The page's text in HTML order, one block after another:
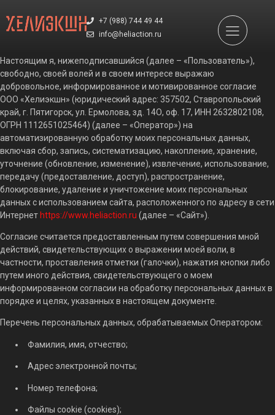
+7 (988) 744 49 44
info@heliaction.ru
Настоящим я, нижеподписавшийся (далее – «Пользователь»),
свободно, своей волей и в своем интересе выражаю
добровольное, информированное и мотивированное согласие
ООО «Хелиэкшн» (юридический адрес: 357502, Ставропольский
край, г. Пятигорск, ул. Ермолова, зд. 14О, оф. 17, ИНН 2632802108,
ОГРН 1112651025464) (далее – «Оператор») на
автоматизированную обработку моих персональных данных,
включая сбор, запись, систематизацию, накопление, хранение,
уточнение (обновление, изменение), извлечение, использование,
передачу (предоставление, доступ), распространение,
блокирование, удаление и уничтожение моих персональных
данных с использованием сайта, расположенного по адресу в сети
Интернетhttps://www.heliaction.ru (далее – «Сайт»).
Согласие считается предоставленным путем совершения мной
действий, свидетельствующих о выражении моей воли, в
частности, проставления отметки (галочки), нажатия кнопки либо
путем иного действия, свидетельствующего о моем
информированном согласии на обработку персональных данных в
порядке и целях, указанных в настоящем документе.
Перечень персональных данных, обрабатываемых Оператором:
Фамилия, имя, отчество;
Адрес электронной почты;
Номер телефона;
Файлы cookie (cookies);